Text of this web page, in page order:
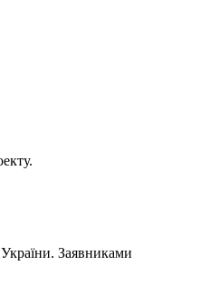
України. Заявниками